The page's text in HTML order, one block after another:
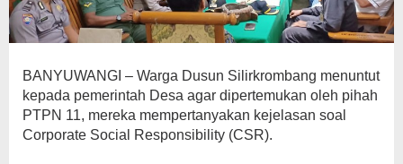
BANYUWANGI – Warga Dusun Silirkrombang menuntut
kepada pemerintah Desa agar dipertemukan oleh pihah
PTPN 11, mereka mempertanyakan kejelasan soal
Corporate Social Responsibility (CSR).